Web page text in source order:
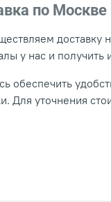
по
доставку
у нас и получить
обеспечить
Для уточнения